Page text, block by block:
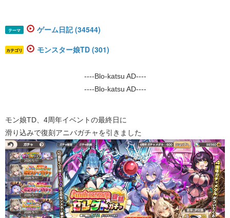
テーマ ゲーム日記 (34544)
カテゴリ モンスター娘TD (301)
----Blo-katsu AD----
----Blo-katsu AD----
モン娘TD、4周年イベントの最終日に
滑り込みで復刻アニバガチャを引きました